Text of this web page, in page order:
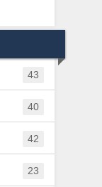
43
40
42
23